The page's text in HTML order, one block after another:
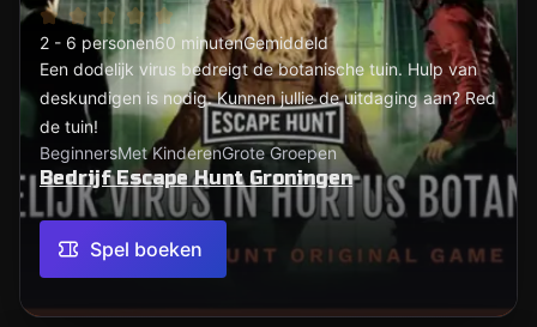
2 - 6 personen60 minutenGemiddeld
Een dodelijk virus bedreigt de botanische tuin. Hulp van
deskundigen is nodig. Kunnen jullie de uitdaging aan? Red
de tuin!
BeginnersMet KinderenGrote Groepen
Bedrijf Escape Hunt Groningen
Spel boeken